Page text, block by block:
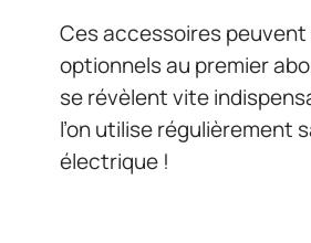
Ces accessoires
optionnels au premier
se révèlent vite
l’on utilise régulièrement
électrique !